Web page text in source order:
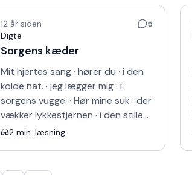
12 år siden
5
Digte
Sorgens kæder
Mit hjertes sang · hører du · i den
kolde nat. · jeg lægger mig · i
sorgens vugge. · Hør mine suk · der
vækker lykkestjernen · i den stille
nat. · Find mig bundet · i sorgens
2 min. læsning